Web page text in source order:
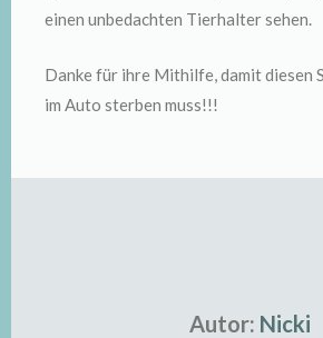
einen unbedachten Tierhalter sehen.
Danke für ihre Mithilfe, damit diesen
im Auto sterben muss!!!
Autor: Nicki